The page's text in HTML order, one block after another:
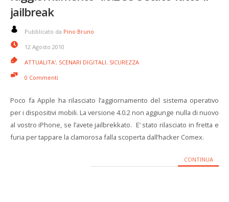
jailbreak
Pubblicato da Pino Bruno
12 Agosto 2010
ATTUALITA', SCENARI DIGITALI, SICUREZZA
0 Commenti
Poco fa Apple ha rilasciato l’aggiornamento del sistema operativo
per i dispositivi mobili. La versione 4.0.2 non aggiunge nulla di nuovo
al vostro iPhone, se l’avete jailbrekkato. E’ stato rilasciato in fretta e
furia per tappare la clamorosa falla scoperta dall’hacker Comex.
CONTINUA